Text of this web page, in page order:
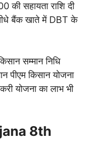
की सहायता राशि दी
बैंक खाते में DBT के
सम्मान निधि
पीएम किसान योजना
योजना का लाभ भी
8th